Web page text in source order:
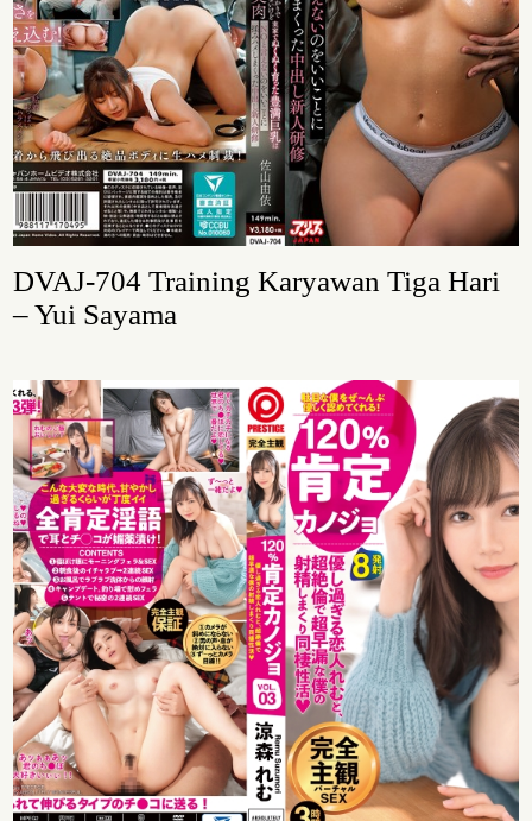
DVAJ-704 Training Karyawan Tiga Hari
– Yui Sayama